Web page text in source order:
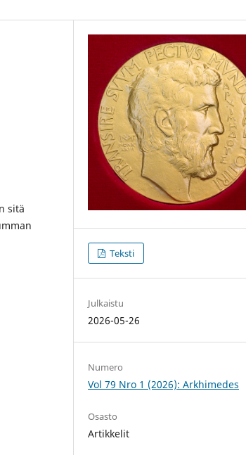
sitä
Teksti
Julkaistu
2026-05-26
Numero
Vol 79 Nro 1 (2026): Arkhimedes
Osasto
Artikkelit